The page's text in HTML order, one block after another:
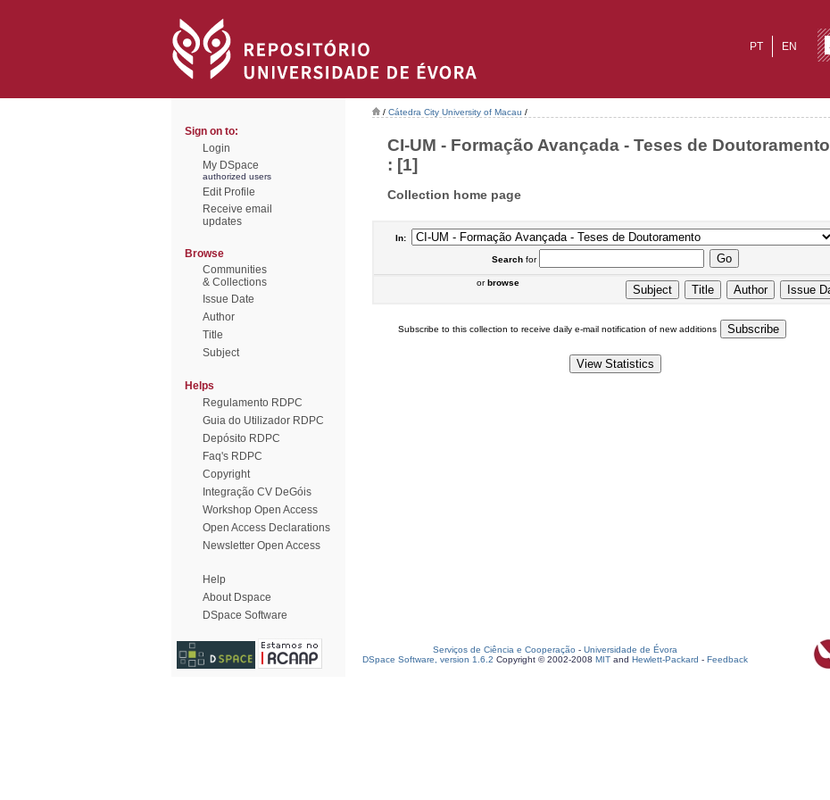
EN
PT
Sign on to:
Login
My DSpace
authorized users
Edit Profile
Receive email
updates
Browse
Communities
& Collections
Issue Date
Author
Title
Subject
Helps
Regulamento RDPC
Guia do Utilizador RDPC
Depósito RDPC
Faq's RDPC
Copyright
Integração CV DeGóis
Workshop Open Access
Open Access Declarations
Newsletter Open Access
Help
About Dspace
DSpace Software
/ Cátedra City University of Macau /
CI-UM - Formação Avançada - Teses de Doutoramento
: [1]
Collection home page
In:
Searchfor
orbrowse
Subscribe to this collection to receive daily e-mail notification of new additions
Serviços de Ciência e Cooperação - Universidade de Évora
DSpace Software, version 1.6.2 Copyright © 2002-2008 MIT and Hewlett-Packard - Feedback